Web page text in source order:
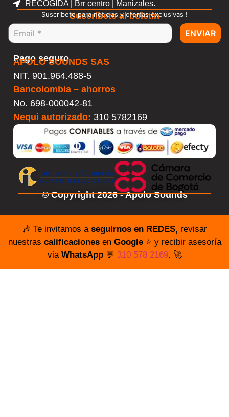
RECOGIDA | Brr centro | Manizales.
Suscríbete al boletín
Suscribete para noticias y ofertas exclusivas !
ENVIAR
Pago seguro
APOLO SOUNDS SAS
NIT. 901.964.488-5
Bancolombia – ahorros
No. 698-000042-81
Nequi autorizado: 310 5782169
© Copyright 2026 - Apolo Sounds
🎶 Te invitamos a seguirnos en REDES, revisar
nuestras calificacionesen Google⭐️ y recibir asesoría
via WhatsApp💬 310 578 2169. 🚀